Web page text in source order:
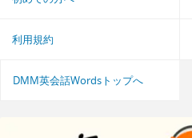
利用規約
DMM英会話Wordsトップへ